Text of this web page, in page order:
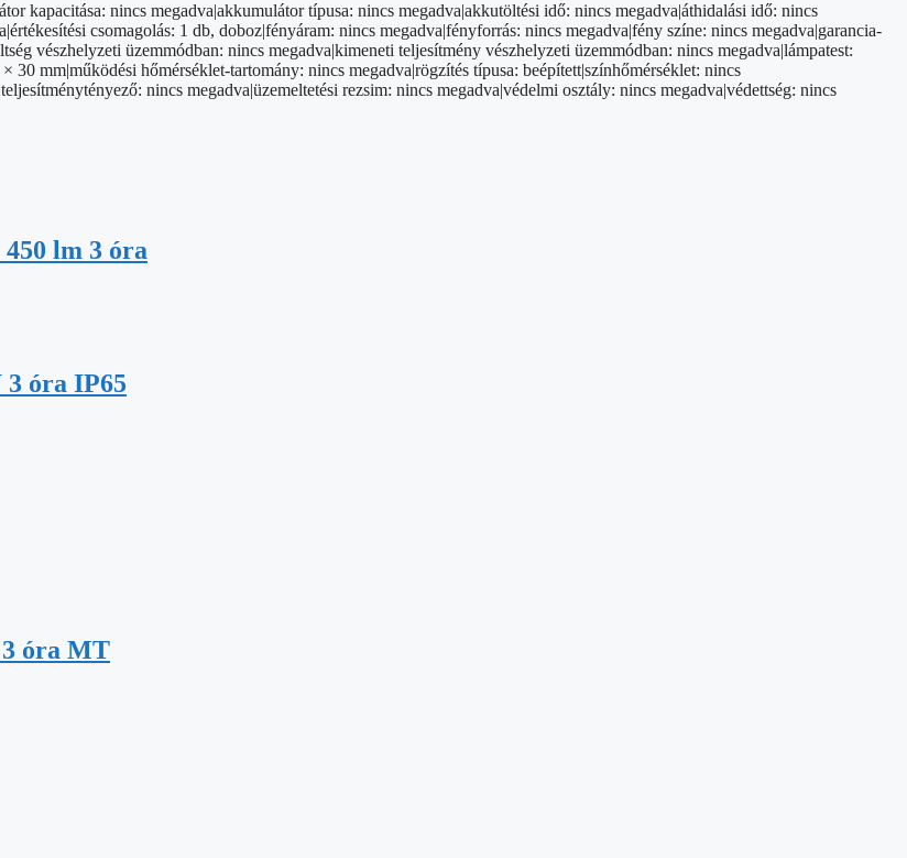
kapacitása: nincs megadva|akkumulátor típusa: nincs megadva|akkutöltési idő: nincs megadva|áthidalási idő: nincs
csomagolás: 1 db, doboz|fényáram: nincs megadva|fényforrás: nincs megadva|fény színe: nincs megadva|garancia-
vészhelyzeti üzemmódban: nincs megadva|kimeneti teljesítmény vészhelyzeti üzemmódban: nincs megadva|lámpatest:
mm|működési hőmérséklet-tartomány: nincs megadva|rögzítés típusa: beépített|színhőmérséklet: nincs
nincs megadva|üzemeltetési rezsim: nincs megadva|védelmi osztály: nincs megadva|védettség: nincs
lm 3 óra
óra IP65
óra MT